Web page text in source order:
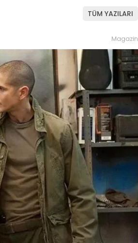
TÜM YAZILARI
Magazin